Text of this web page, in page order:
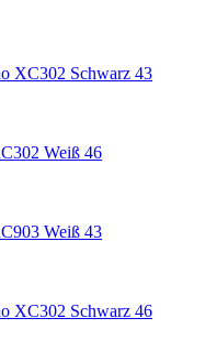
XC302 Schwarz 43
Weiß 46
Weiß 43
XC302 Schwarz 46